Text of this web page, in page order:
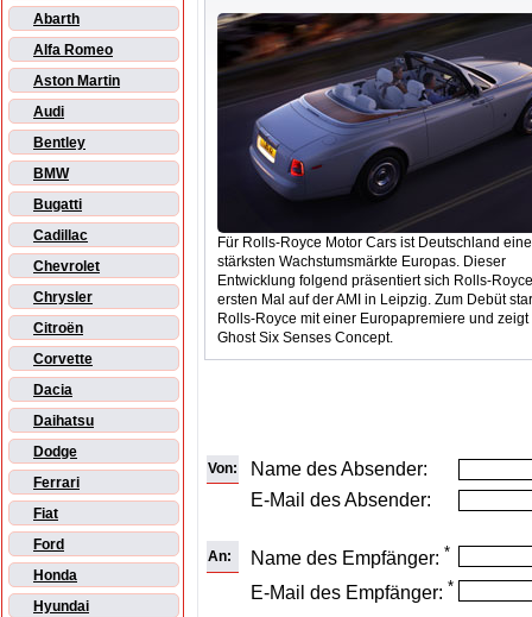
Abarth
Alfa Romeo
Aston Martin
Audi
Bentley
BMW
Bugatti
Cadillac
Chevrolet
Chrysler
Citroën
Corvette
Dacia
Daihatsu
Dodge
Ferrari
Fiat
Ford
Honda
Hyundai
Für Rolls-Royce Motor Cars ist Deutschland
stärksten Wachstumsmärkte Europas. Dieser
Entwicklung folgend präsentiert sich Rolls-
ersten Mal auf der AMI in Leipzig. Zum Debüt
Rolls-Royce mit einer Europapremiere und zeigt
Ghost Six Senses Concept.
Von:
Name des Absender:
E-Mail des Absender:
An: Name des Empfänger: *
E-Mail des Empfänger: *